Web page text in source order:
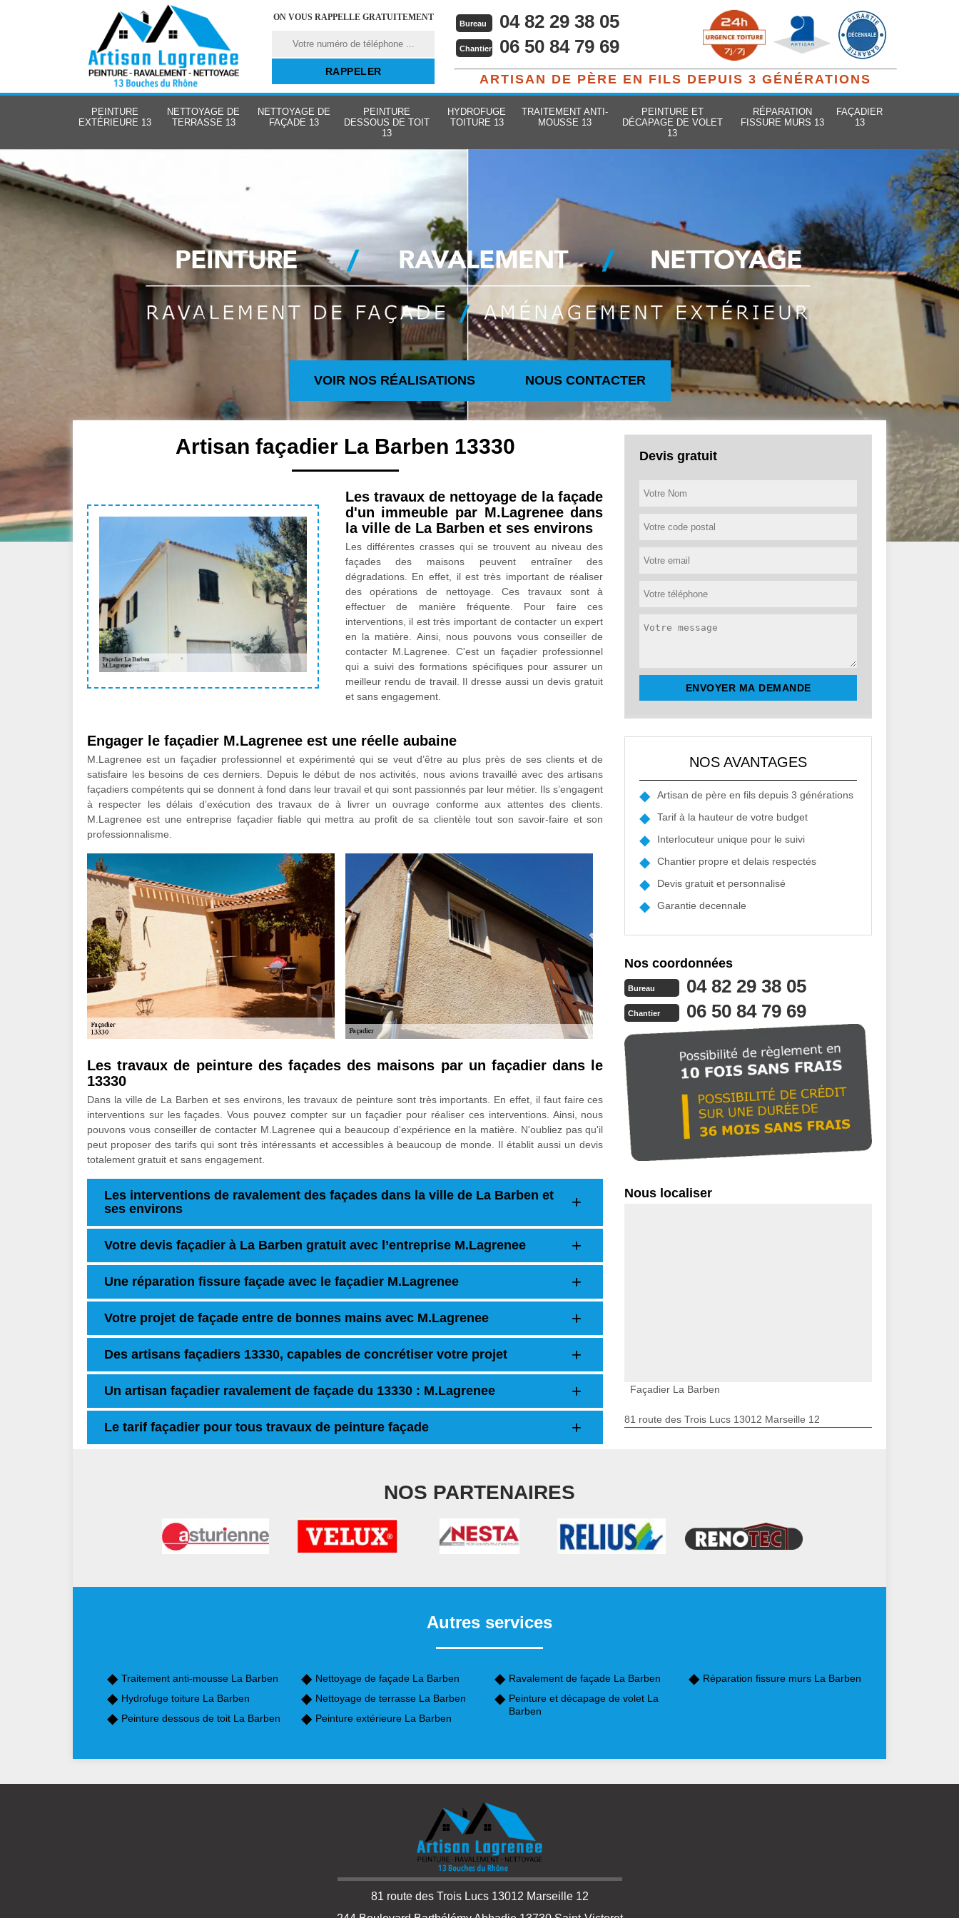
ON VOUS RAPPELLE GRATUITEMENT
Bureau 04 82 29 38 05
Chantier 06 50 84 79 69
ARTISAN DE PÈRE EN FILS DEPUIS 3 GÉNÉRATIONS
PEINTURE
EXTÉRIEURE 13
NETTOYAGE DE
TERRASSE 13
NETTOYAGE DE
FAÇADE 13
PEINTURE
DESSOUS DE TOIT
13
HYDROFUGE
TOITURE 13
TRAITEMENT ANTI-
MOUSSE 13
PEINTURE ET
DÉCAPAGE DE VOLET
13
RÉPARATION
FISSURE MURS 13
FAÇADIER
13
VOIR NOS RÉALISATIONS NOUS CONTACTER
Artisan façadier La Barben 13330
Les travaux de nettoyage de la façade
d'un immeuble par M.Lagrenee dans
la ville de La Barben et ses environs
Les différentes crasses qui se trouvent au niveau des
façades des maisons peuvent entraîner des
dégradations. En effet, il est très important de réaliser
des opérations de nettoyage. Ces travaux sont à
effectuer de manière fréquente. Pour faire ces
interventions, il est très important de contacter un expert
en la matière. Ainsi, nous pouvons vous conseiller de
contacter M.Lagrenee. C'est un façadier professionnel
qui a suivi des formations spécifiques pour assurer un
meilleur rendu de travail. Il dresse aussi un devis gratuit
et sans engagement.
Engager le façadier M.Lagrenee est une réelle aubaine
M.Lagrenee est un façadier professionnel et expérimenté qui se veut d’être au plus près de ses clients et de
satisfaire les besoins de ces derniers. Depuis le début de nos activités, nous avions travaillé avec des artisans
façadiers compétents qui se donnent à fond dans leur travail et qui sont passionnés par leur métier. Ils s’engagent
à respecter les délais d’exécution des travaux de à livrer un ouvrage conforme aux attentes des clients.
M.Lagrenee est une entreprise façadier fiable qui mettra au profit de sa clientèle tout son savoir-faire et son
professionnalisme.
Les travaux de peinture des façades des maisons par un façadier dans le
13330
Dans la ville de La Barben et ses environs, les travaux de peinture sont très importants. En effet, il faut faire ces
interventions sur les façades. Vous pouvez compter sur un façadier pour réaliser ces interventions. Ainsi, nous
pouvons vous conseiller de contacter M.Lagrenee qui a beaucoup d'expérience en la matière. N'oubliez pas qu'il
peut proposer des tarifs qui sont très intéressants et accessibles à beaucoup de monde. Il établit aussi un devis
totalement gratuit et sans engagement.
Les interventions de ravalement des façades dans la ville de La Barben et
ses environs
Votre devis façadier à La Barben gratuit avec l’entreprise M.Lagrenee
Une réparation fissure façade avec le façadier M.Lagrenee
Votre projet de façade entre de bonnes mains avec M.Lagrenee
Des artisans façadiers 13330, capables de concrétiser votre projet
Un artisan façadier ravalement de façade du 13330 : M.Lagrenee
Le tarif façadier pour tous travaux de peinture façade
Devis gratuit
NOS AVANTAGES
Artisan de père en fils depuis 3 générations
Tarif à la hauteur de votre budget
Interlocuteur unique pour le suivi
Chantier propre et delais respectés
Devis gratuit et personnalisé
Garantie decennale
Nos coordonnées
Bureau 04 82 29 38 05
Chantier 06 50 84 79 69
Nous localiser
Façadier La Barben
81 route des Trois Lucs 13012 Marseille 12
NOS PARTENAIRES
Autres services
Traitement anti-mousse La Barben
Hydrofuge toiture La Barben
Peinture dessous de toit La Barben
Nettoyage de façade La Barben
Nettoyage de terrasse La Barben
Peinture extérieure La Barben
Ravalement de façade La Barben
Peinture et décapage de volet La
Barben
Réparation fissure murs La Barben
81 route des Trois Lucs 13012 Marseille 12